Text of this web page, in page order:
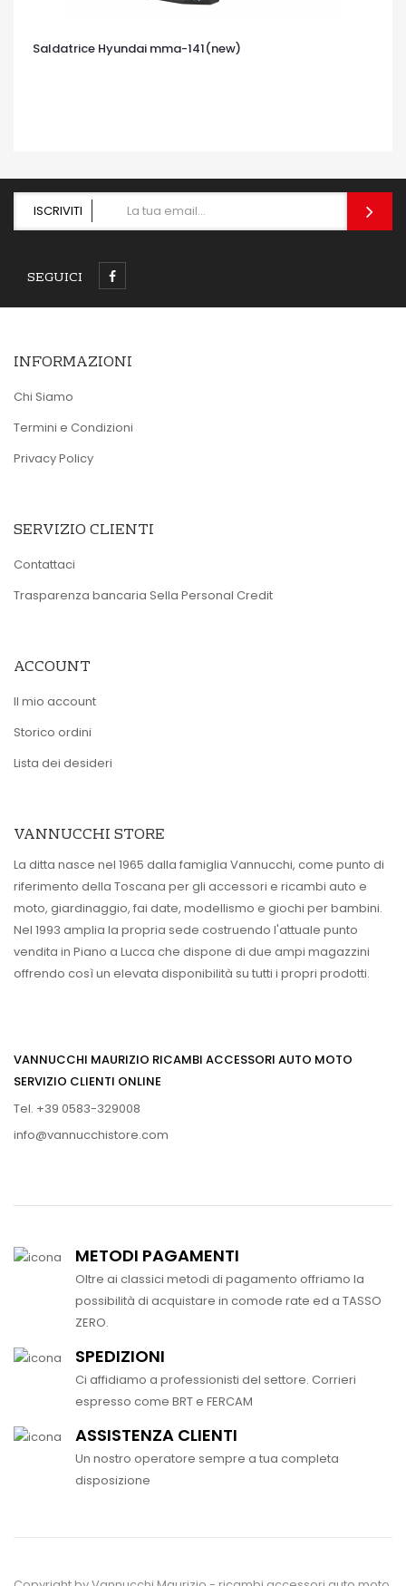
Saldatrice Hyundai mma-141(new)
ISCRIVITI
SEGUICI
INFORMAZIONI
Chi Siamo
Termini e Condizioni
Privacy Policy
SERVIZIO CLIENTI
Contattaci
Trasparenza bancaria Sella Personal Credit
ACCOUNT
Il mio account
Storico ordini
Lista dei desideri
VANNUCCHI STORE
La ditta nasce nel 1965 dalla famiglia Vannucchi, come punto di
riferimento della Toscana per gli accessori e ricambi auto e
moto, giardinaggio, fai date, modellismo e giochi per bambini.
Nel 1993 amplia la propria sede costruendo l'attuale punto
vendita in Piano a Lucca che dispone di due ampi magazzini
offrendo così un elevata disponibilità su tutti i propri prodotti.
VANNUCCHI MAURIZIO RICAMBI ACCESSORI AUTO MOTO
SERVIZIO CLIENTI ONLINE
Tel. +39 0583-329008
info@vannucchistore.com
METODI PAGAMENTI
Oltre ai classici metodi di pagamento offriamo la
possibilità di acquistare in comode rate ed a TASSO
ZERO.
SPEDIZIONI
Ci affidiamo a professionisti del settore. Corrieri
espresso come BRT e FERCAM
ASSISTENZA CLIENTI
Un nostro operatore sempre a tua completa
disposizione